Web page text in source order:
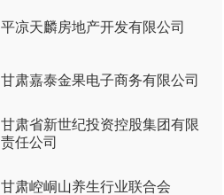
平凉天麟房地产开发有限公司
甘肃嘉泰金果电子商务有限公司
甘肃省新世纪投资控股集团有限
责任公司
甘肃崆峒山养生行业联合会